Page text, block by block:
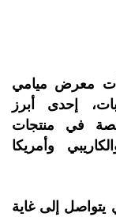
معرض ميامي
إحدى أبرز
في منتجات
وأمريكا
يتواصل إلى غاية